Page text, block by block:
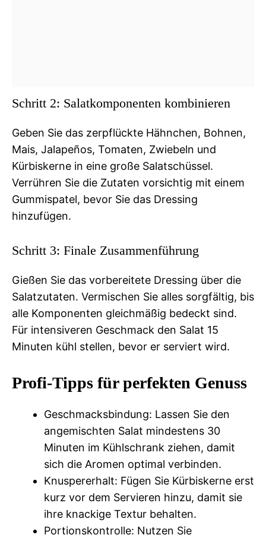
Schritt 2: Salatkomponenten kombinieren
Geben Sie das zerpflückte Hähnchen, Bohnen,
Mais, Jalapeños, Tomaten, Zwiebeln und
Kürbiskerne in eine große Salatschüssel.
Verrühren Sie die Zutaten vorsichtig mit einem
Gummispatel, bevor Sie das Dressing
hinzufügen.
Schritt 3: Finale Zusammenführung
Gießen Sie das vorbereitete Dressing über die
Salatzutaten. Vermischen Sie alles sorgfältig, bis
alle Komponenten gleichmäßig bedeckt sind.
Für intensiveren Geschmack den Salat 15
Minuten kühl stellen, bevor er serviert wird.
Profi-Tipps für perfekten Genuss
Geschmacksbindung: Lassen Sie den
angemischten Salat mindestens 30
Minuten im Kühlschrank ziehen, damit
sich die Aromen optimal verbinden.
Knuspererhalt: Fügen Sie Kürbiskerne erst
kurz vor dem Servieren hinzu, damit sie
ihre knackige Textur behalten.
Portionskontrolle: Nutzen Sie